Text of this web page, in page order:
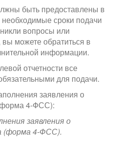
быть предоставлены в
сроки подачи
вопросы или
можете обратиться в
информации.
отчетности все
для подачи.
заявления о
4‑ФСС):
заявления о
(форма 4‑ФСС).